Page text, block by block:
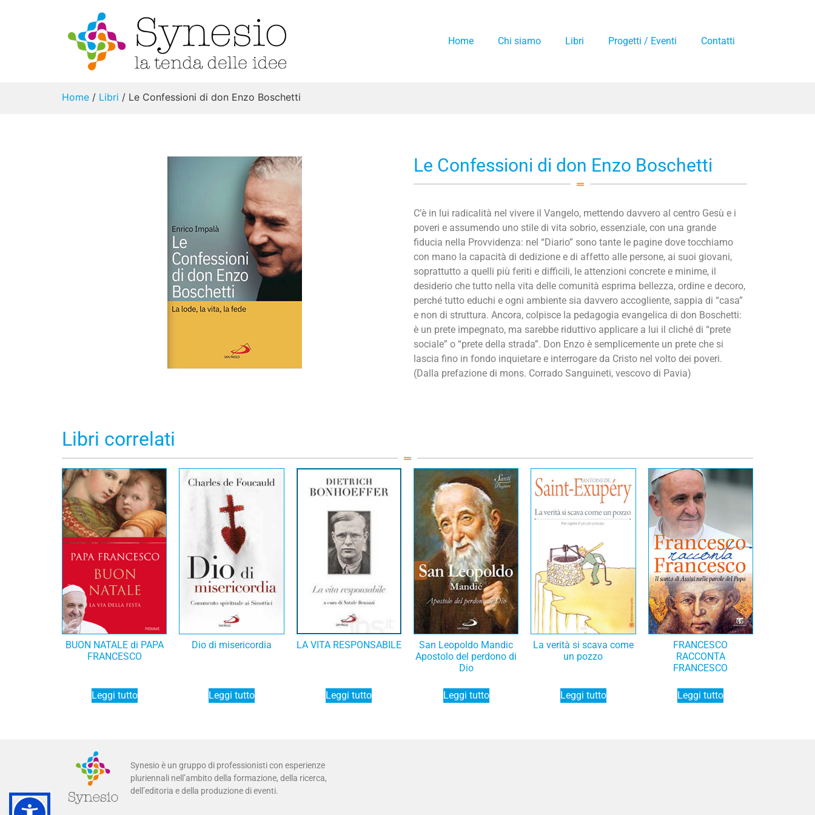
Home Chi siamo Libri Progetti / Eventi Contatti
Home / Libri / Le Confessioni di don Enzo Boschetti
Le Confessioni di don Enzo Boschetti
C’è in lui radicalità nel vivere il Vangelo, mettendo davvero al centro Gesù e i
poveri e assumendo uno stile di vita sobrio, essenziale, con una grande
fiducia nella Provvidenza: nel “Diario” sono tante le pagine dove tocchiamo
con mano la capacità di dedizione e di affetto alle persone, ai suoi giovani,
soprattutto a quelli più feriti e difficili, le attenzioni concrete e minime, il
desiderio che tutto nella vita delle comunità esprima bellezza, ordine e decoro,
perché tutto educhi e ogni ambiente sia davvero accogliente, sappia di “casa”
e non di struttura. Ancora, colpisce la pedagogia evangelica di don Boschetti:
è un prete impegnato, ma sarebbe riduttivo applicare a lui il cliché di “prete
sociale” o “prete della strada”. Don Enzo è semplicemente un prete che si
lascia fino in fondo inquietare e interrogare da Cristo nel volto dei poveri.
(Dalla prefazione di mons. Corrado Sanguineti, vescovo di Pavia)
Libri correlati
BUON NATALE di PAPA
FRANCESCO
Leggi tutto
Dio di misericordia
Leggi tutto
LA VITA RESPONSABILE
Leggi tutto
San Leopoldo Mandic
Apostolo del perdono di
Dio
Leggi tutto
La verità si scava come
un pozzo
Leggi tutto
FRANCESCO
RACCONTA
FRANCESCO
Leggi tutto
Synesio è un gruppo di professionisti con esperienze
pluriennali nell’ambito della formazione, della ricerca,
dell’editoria e della produzione di eventi.